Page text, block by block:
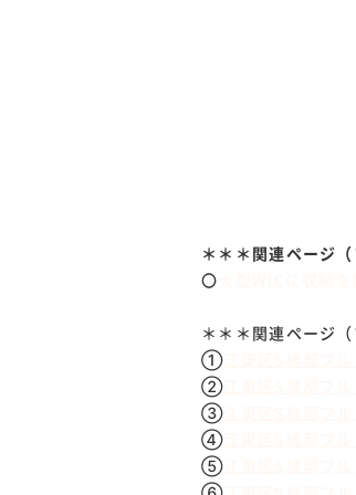
＊＊＊関連ページ
〇
＊＊＊関連ページ
①
②
③
④
⑤